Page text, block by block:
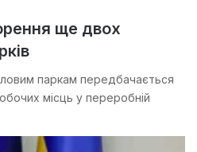
ще двох
паркам передбачається
місць у переробній